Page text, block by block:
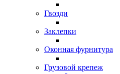
Гвозди
Заклепки
Оконная фурнитура
Грузовой крепеж